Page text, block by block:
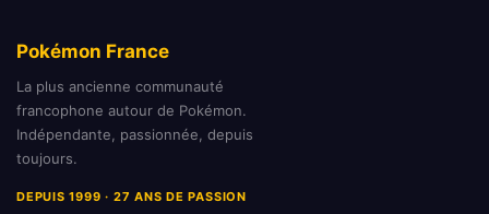
Pokémon France
La plus ancienne communauté
francophone autour de Pokémon.
Indépendante, passionnée, depuis
toujours.
DEPUIS 1999 · 27 ANS DE PASSION